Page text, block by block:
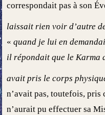
correspondait pas à son
laissait rien voir d’autre
«quand je lui en
il répondait que le Karma
avait pris le corps
n’avait pas, toutefois,
n’aurait pu effectuer sa